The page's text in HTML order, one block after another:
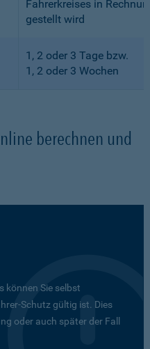
Fahrerkreises in
gestellt wird
1, 2 oder 3 Tage bzw.
1, 2 oder 3 Wochen
berechnen und
können Sie selbst
Schutz gültig ist. Dies
oder auch später der Fall